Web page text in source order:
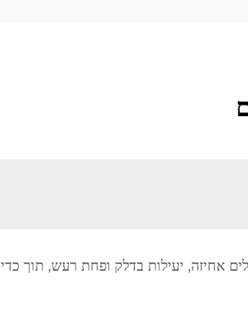
אחיזה, יעילות בדלק ופחת רעש, תוך כדי